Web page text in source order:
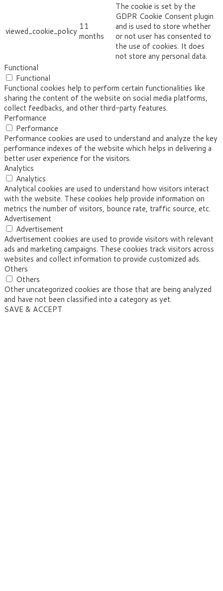
viewed_cookie_policy 11
months
The cookie is set by the
GDPR Cookie Consent plugin
and is used to store whether
or not user has consented to
the use of cookies. It does
not store any personal data.
Functional
Functional
Functional cookies help to perform certain functionalities like
sharing the content of the website on social media platforms,
collect feedbacks, and other third-party features.
Performance
Performance
Performance cookies are used to understand and analyze the key
performance indexes of the website which helps in delivering a
better user experience for the visitors.
Analytics
Analytics
Analytical cookies are used to understand how visitors interact
with the website. These cookies help provide information on
metrics the number of visitors, bounce rate, traffic source, etc.
Advertisement
Advertisement
Advertisement cookies are used to provide visitors with relevant
ads and marketing campaigns. These cookies track visitors across
websites and collect information to provide customized ads.
Others
Others
Other uncategorized cookies are those that are being analyzed
and have not been classified into a category as yet.
SAVE & ACCEPT